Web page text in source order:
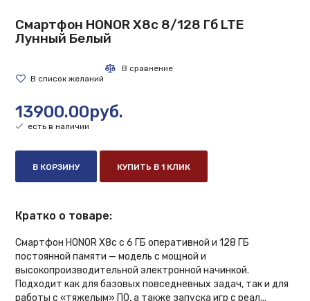
Смартфон HONOR X8c 8/128 Гб LTE
Лунный Белый
13900.00руб.
есть в наличии
В КОРЗИНУ КУПИТЬ В 1 КЛИК
Кратко о товаре:
Смартфон HONOR X8c с 6 ГБ оперативной и 128 ГБ
постоянной памяти — модель с мощной и
высокопроизводительной электронной начинкой.
Подходит как для базовых повседневных задач, так и для
работы с «тяжелым» ПО, а также запуска игр с реал...